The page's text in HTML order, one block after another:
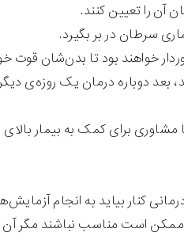
را تعیین کنند.
سرطان در بر بگیرد.
خواهند بود تا بدن‌شان قوت
بعد دوباره درمان یک روزه‌ی
برای کمک به بیمار بالای
کنار بیاید به انجام
است مناسب نباشند مگر آن